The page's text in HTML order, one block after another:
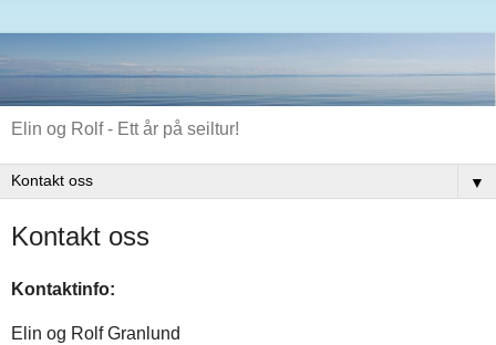
Elin og Rolf - Ett år på seiltur!
▼
Kontakt oss
Kontaktinfo:
Elin og Rolf Granlund